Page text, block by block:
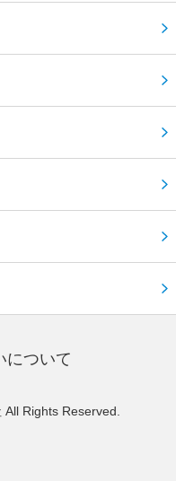
について
Rights Reserved.